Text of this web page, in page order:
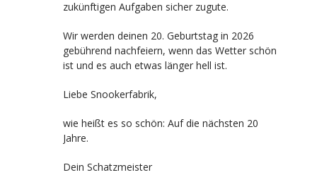
zukünftigen Aufgaben sicher zugute.
Wir werden deinen 20. Geburtstag in 2026
gebührend nachfeiern, wenn das Wetter schön
ist und es auch etwas länger hell ist.
Liebe Snookerfabrik,
wie heißt es so schön: Auf die nächsten 20
Jahre.
Dein Schatzmeister